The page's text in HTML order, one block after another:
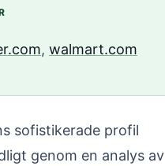
, walmart.com
sofistikerade profil
genom en analys av